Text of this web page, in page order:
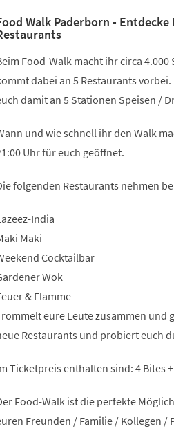
Walk Paderborn - Entdecke
Food-Walk macht ihr circa 4.000
dabei an 5 Restaurants
damit an 5 Stationen Speisen /
und wie schnell ihr den Walk
Uhr für euch geöffnet.
folgenden Restaurants nehmen
India
Maki
Cocktailbar
Wok
& Flamme
eure Leute zusammen und
Restaurants und probiert euch
Ticketpreis enthalten sind: 4 Bites
Food-Walk ist die perfekte
Freunden / Familie / Kollegen /